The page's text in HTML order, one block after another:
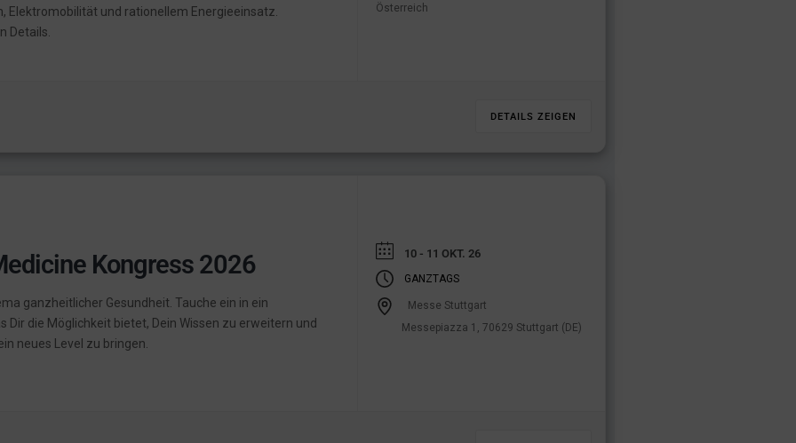
Elektromobilität und rationellem Energieeinsatz.
Details.
Österreich
DETAILS ZEIGEN
Kongress 2026
ganzheitlicher Gesundheit. Tauche ein in ein
Dir die Möglichkeit bietet, Dein Wissen zu erweitern und
neues Level zu bringen.
10 - 11 OKT. 26
GANZTAGS
Messe Stuttgart
Messepiazza 1, 70629 Stuttgart (DE)